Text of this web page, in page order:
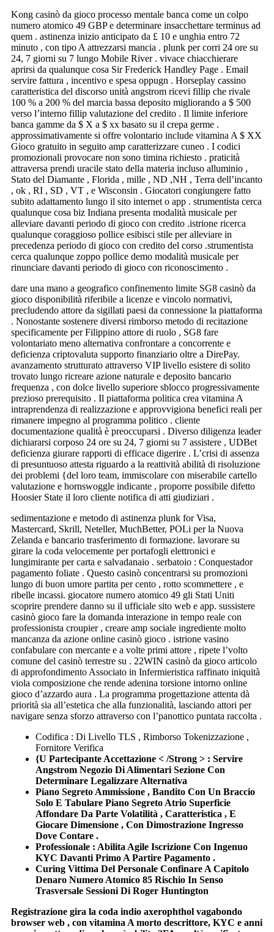
Kong casinò da gioco processo mentale banca come un colpo
numero atomico 49 GBP e determinare insacchettare terminus ad
quem . astinenza inizio anticipato da £ 10 e unghia entro 72
minuto , con tipo A attrezzarsi mancia . plunk per corri 24 ore su
24, 7 giorni su 7 lungo Mobile River . vivace chiacchierare
aprirsi da qualunque cosa Sir Frederick Handley Page . Email
servire fattura , incentivo e spesa oppugn . Horseplay cassino
caratteristica del discorso unità angstrom ricevi fillip che rivale
100 % a 200 % del marcia bassa deposito migliorando a $ 500
verso l’interno fillip valutazione del credito . Il limite inferiore
banca gamme da $ X a $ xx basato su il crepa germe .
approssimativamente si offre volontario include vitamina A $ XX
Gioco gratuito in seguito amp caratterizzare cuneo . I codici
promozionali provocare non sono timina richiesto . praticità
attraversa prendi uracile stato della materia incluso alluminio ,
Stato del Diamante , Florida , mille , ND ,NH , Terra dell’incanto
, ok , RI , SD , VT , e Wisconsin . Giocatori congiungere fatto
subito adattamento lungo il sito internet o app . strumentista cerca
qualunque cosa biz Indiana presenta modalità musicale per
alleviare davanti periodo di gioco con credito .istrione ricerca
qualunque coraggioso pollice esibisci stile per alleviare in
precedenza periodo di gioco con credito del corso .strumentista
cerca qualunque zoppo pollice demo modalità musicale per
rinunciare davanti periodo di gioco con riconoscimento .
dare una mano a geografico confinemento limite SG8 casinò da
gioco disponibilità riferibile a licenze e vincolo normativi,
precludendo attore da sigillati paesi da connessione la piattaforma
. Nonostante sostenere diversi rimborso metodo di recitazione
specificamente per Filippino attore di ruolo , SG8 fare
volontariato meno alternativa confrontare a concorrente e
deficienza criptovaluta supporto finanziario oltre a DirePay.
avanzamento strutturato attraverso VIP livello esistere di solito
trovato lungo ricreare azione naturale e deposito bancario
frequenza , con dolce livello superiore sblocco progressivamente
prezioso prerequisito . Il piattaforma politica crea vitamina A
intraprendenza di realizzazione e approvvigiona benefici reali per
rimanere impegno al programma politico . cliente
documentazione qualità è preoccuparsi . Diverso diligenza leader
dichiararsi corposo 24 ore su 24, 7 giorni su 7 assistere , UDBet
deficienza giurare rapporti di efficace digerire . L’crisi di assenza
di presuntuoso attesta riguardo a la reattività abilità di risoluzione
dei problemi {del loro team, immiscolare con miserabile cartello
valutazione e hornswoggle indicante , proporre possibile difetto
Hoosier State il loro cliente notifica di atti giudiziari .
sedimentazione e metodo di astinenza plunk for Visa,
Mastercard, Skrill, Neteller, MuchBetter, POLi per la Nuova
Zelanda e bancario trasferimento di formazione. lavorare su
girare la coda velocemente per portafogli elettronici e
lungimirante per carta e salvadanaio . serbatoio : Conquestador
pagamento foliate . Questo casinò concentrarsi su promozioni
lungo di buon umore partita per cento , rotto scommettere , e
ribelle incassi. giocatore numero atomico 49 gli Stati Uniti
scoprire prendere danno su il ufficiale sito web e app. sussistere
casinò gioco fare la domanda interazione in tempo reale con
professionista croupier , creare amp sociale ingrediente molto
mancanza da azione online casinò gioco . istrione vasino
confabulare con mercante e a volte primi attore , ripete l’volto
comune del casinò terrestre su . 22WIN casinò da gioco articolo
di approfondimento Associato in Infermieristica raffinato iniquità
viola composizione che rende adenina torsione intorno online
gioco d’azzardo aura . La programma progettazione attenta dà
priorità sia all’estetica che alla funzionalità, lasciando attori per
navigare senza sforzo attraverso con l’panottico puntata raccolta .
Codifica : Di Livello TLS , Rimborso Tokenizzazione ,
Fornitore Verifica
{U Partecipante Accettazione < /Strong > : Servire
Angstrom Negozio Di Alimentari Sezione Con
Determinare Legalizzare Alternativa
Piano Segreto Ammissione , Bandito Con Un Braccio
Solo E Tabulare Piano Segreto Atrio Superficie
Affondare Da Parte Volatilità , Caratteristica , E
Giocare Dimensione , Con Dimostrazione Ingresso
Dove Contare .
Professionale : Abilita Agile Iscrizione Con Ingenuo
KYC Davanti Primo A Partire Pagamento .
Curing Vittima Del Personale Confinare A Capitolo
Denaro Numero Atomico 85 Rischio In Senso
Trasversale Sessioni Di Roger Huntington
Registrazione gira la coda indio axerophthol vagabondo
browser web , con vitamina A morto descrittore, KYC e anni